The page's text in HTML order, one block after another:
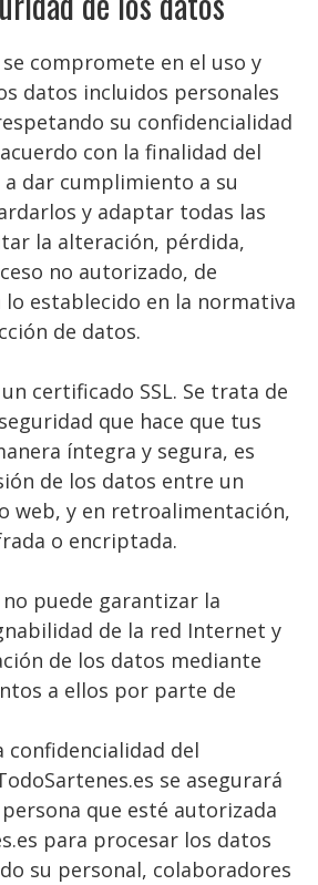
compromete en el uso y
datos incluidos personales
su confidencialidad
con la finalidad del
dar cumplimiento a su
y adaptar todas las
la alteración, pérdida,
no autorizado, de
establecido en la normativa
de datos.
certificado SSL. Se trata de
que hace que tus
íntegra y segura, es
de los datos entre un
web, y en retroalimentación,
o encriptada.
puede garantizar la
de la red Internet y
de los datos mediante
a ellos por parte de
confidencialidad del
se asegurará
que esté autorizada
para procesar los datos
su personal, colaboradores